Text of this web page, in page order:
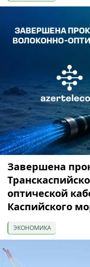
Завершена
оптической
Каспийского
ЭКОНОМИКА